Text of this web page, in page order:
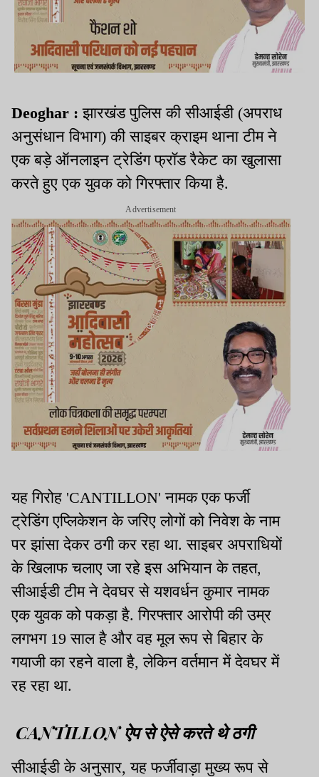
Deoghar :झारखंड पुलिस की सीआईडी (अपराध
अनुसंधान विभाग) की साइबर क्राइम थाना टीम ने
एक बड़े ऑनलाइन ट्रेडिंग फ्रॉड रैकेट का खुलासा
करते हुए एक युवक को गिरफ्तार किया है.
Advertisement
यह गिरोह 'CANTILLON' नामक एक फर्जी
ट्रेडिंग एप्लिकेशन के जरिए लोगों को निवेश के नाम
पर झांसा देकर ठगी कर रहा था. साइबर अपराधियों
के खिलाफ चलाए जा रहे इस अभियान के तहत,
सीआईडी टीम ने देवघर से यशवर्धन कुमार नामक
एक युवक को पकड़ा है. गिरफ्तार आरोपी की उम्र
लगभग 19 साल है और वह मूल रूप से बिहार के
गयाजी का रहने वाला है, लेकिन वर्तमान में देवघर में
रह रहा था.
CANTILLON ऐप से ऐसे करते थे ठगी
सीआईडी के अनुसार, यह फर्जीवाड़ा मुख्य रूप से